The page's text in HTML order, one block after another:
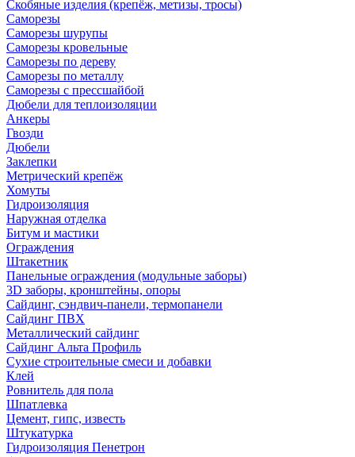
Скобяные изделия (крепёж, метизы, тросы)
Саморезы
Саморезы шурупы
Саморезы кровельные
Саморезы по дереву
Саморезы по металлу
Саморезы с прессшайбой
Дюбели для теплоизоляции
Анкеры
Гвозди
Дюбели
Заклепки
Метрический крепёж
Хомуты
Гидроизоляция
Наружная отделка
Битум и мастики
Ограждения
Штакетник
Панельные ограждения (модульные заборы)
3D заборы, кронштейны, опоры
Cайдинг, сэндвич-панели, термопанели
Сайдинг ПВХ
Металлический сайдинг
Сайдинг Альта Профиль
Сухие строительные смеси и добавки
Клей
Ровнитель для пола
Шпатлевка
Цемент, гипс, известь
Штукатурка
Гидроизоляция Пенетрон